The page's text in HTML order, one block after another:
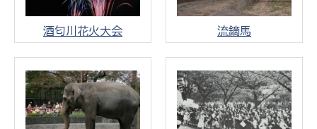
酒匂川花火大会 流鏑馬